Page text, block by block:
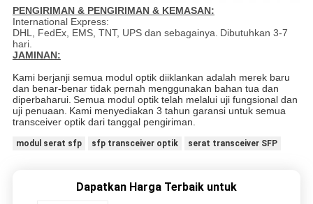
PENGIRIMAN & PENGIRIMAN & KEMASAN:
International Express:
DHL, FedEx, EMS, TNT, UPS dan sebagainya. Dibutuhkan 3-7
hari.
JAMINAN:
Kami berjanji semua modul optik diiklankan adalah merek baru
dan benar-benar tidak pernah menggunakan bahan tua dan
diperbaharui. Semua modul optik telah melalui uji fungsional dan
uji penuaan. Kami menyediakan 3 tahun garansi untuk semua
transceiver optik dari tanggal pengiriman.
modul serat sfp sfp transceiver optik serat transceiver SFP
Dapatkan Harga Terbaik untuk